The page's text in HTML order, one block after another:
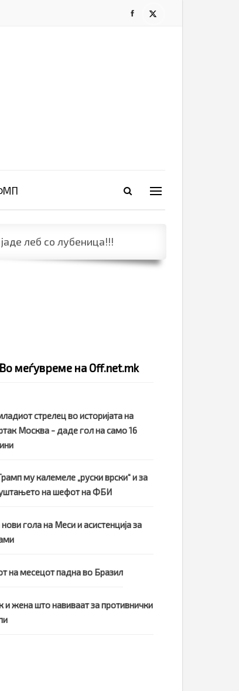
леб со лубеница!!!
Во меѓувреме на Off.net.mk
стрелец во историјата на
Москва - даде гол на само 16
му калемеле „руски врски“ и за
на шефот на ФБИ
гола на Меси и асистенција за
на месецот падна во Бразил
жена што навиваат за противнички